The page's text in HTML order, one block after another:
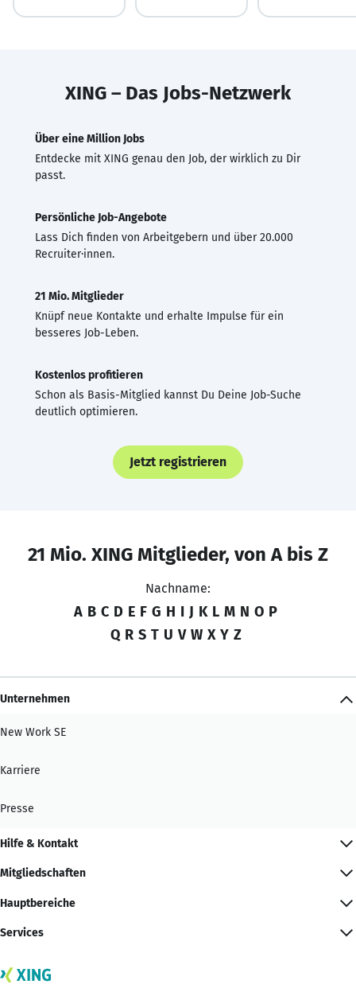
XING – Das Jobs-Netzwerk
Über eine Million Jobs
Entdecke mit XING genau den Job, der wirklich zu Dir
passt.
Persönliche Job-Angebote
Lass Dich finden von Arbeitgebern und über 20.000
Recruiter·innen.
21 Mio. Mitglieder
Knüpf neue Kontakte und erhalte Impulse für ein
besseres Job-Leben.
Kostenlos profitieren
Schon als Basis-Mitglied kannst Du Deine Job-Suche
deutlich optimieren.
Jetzt registrieren
21 Mio. XING Mitglieder, von A bis Z
Nachname:
A B C D E F G H I J K L M N O P
Q R S T U V W X Y Z
Unternehmen
New Work SE
Karriere
Presse
Hilfe & Kontakt
Mitgliedschaften
Hauptbereiche
Services